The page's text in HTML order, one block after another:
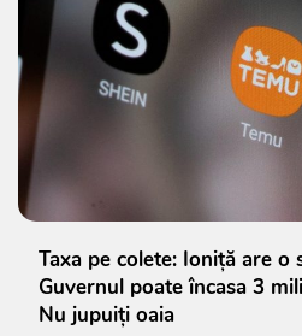
Taxa pe colete: Ioniță are o
Guvernul poate încasa 3
Nu jupuiți oaia